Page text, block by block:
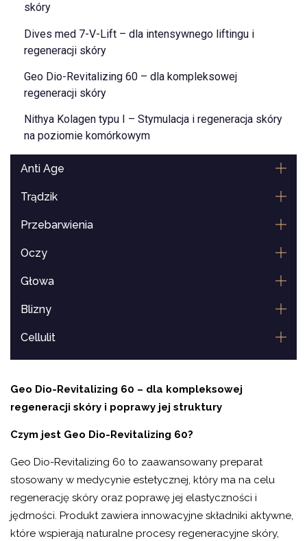
skóry
Dives med 7-V-Lift – dla intensywnego liftingu i
regeneracji skóry
Geo Dio-Revitalizing 60 – dla kompleksowej
regeneracji skóry
Nithya Kolagen typu I – Stymulacja i regeneracja skóry
na poziomie komórkowym
Anti Age
Trądzik
Przebarwienia
Oczy
Głowa
Blizny
Cellulit
Usta
Geo Dio-Revitalizing 60 – dla kompleksowej
regeneracji skóry i poprawy jej struktury
Czym jest Geo Dio-Revitalizing 60?
Geo Dio-Revitalizing 60 to zaawansowany preparat
stosowany w medycynie estetycznej, który ma na celu
regenerację skóry oraz poprawę jej elastyczności i
jędrności. Produkt zawiera innowacyjne składniki aktywne,
które wspierają naturalne procesy regeneracyjne skóry,